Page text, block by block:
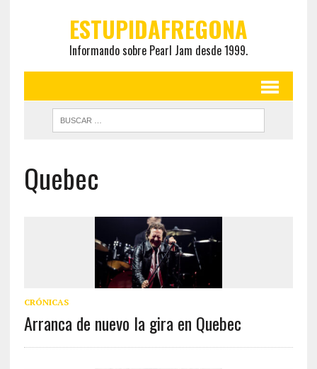
ESTUPIDAFREGONA
Informando sobre Pearl Jam desde 1999.
Quebec
CRÓNICAS
Arranca de nuevo la gira en Quebec